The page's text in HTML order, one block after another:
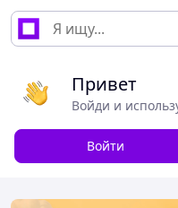
Привет
Войди и
Войти